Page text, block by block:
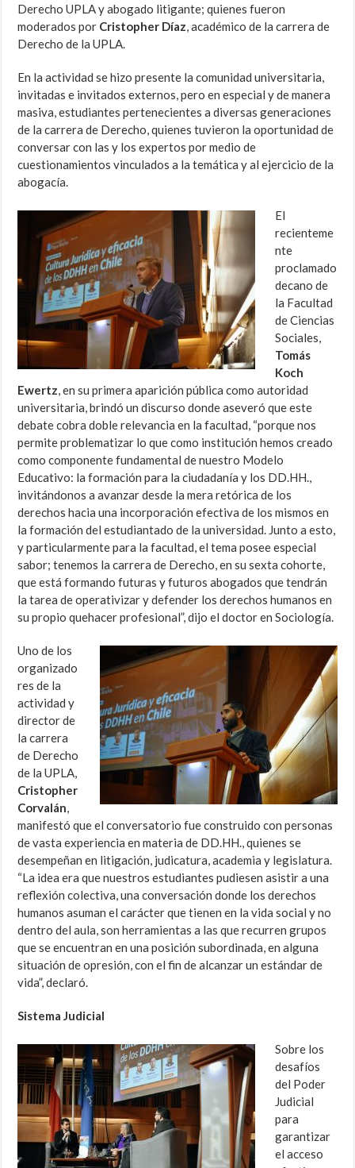
Derecho UPLA y abogado litigante; quienes fueron
moderados por Cristopher Díaz, académico de la carrera de
Derecho de la UPLA.
En la actividad se hizo presente la comunidad universitaria,
invitadas e invitados externos, pero en especial y de manera
masiva, estudiantes pertenecientes a diversas generaciones
de la carrera de Derecho, quienes tuvieron la oportunidad de
conversar con las y los expertos por medio de
cuestionamientos vinculados a la temática y al ejercicio de la
abogacía.
El
recienteme
nte
proclamado
decano de
la Facultad
de Ciencias
Sociales,
Tomás
Koch
Ewertz, en su primera aparición pública como autoridad
universitaria, brindó un discurso donde aseveró que este
debate cobra doble relevancia en la facultad, “porque nos
permite problematizar lo que como institución hemos creado
como componente fundamental de nuestro Modelo
Educativo: la formación para la ciudadanía y los DD.HH.,
invitándonos a avanzar desde la mera retórica de los
derechos hacia una incorporación efectiva de los mismos en
la formación del estudiantado de la universidad. Junto a esto,
y particularmente para la facultad, el tema posee especial
sabor; tenemos la carrera de Derecho, en su sexta cohorte,
que está formando futuras y futuros abogados que tendrán
la tarea de operativizar y defender los derechos humanos en
su propio quehacer profesional”, dijo el doctor en Sociología.
Uno de los
organizado
res de la
actividad y
director de
la carrera
de Derecho
de la UPLA,
Cristopher
Corvalán,
manifestó que el conversatorio fue construido con personas
de vasta experiencia en materia de DD.HH., quienes se
desempeñan en litigación, judicatura, academia y legislatura.
“La idea era que nuestros estudiantes pudiesen asistir a una
reflexión colectiva, una conversación donde los derechos
humanos asuman el carácter que tienen en la vida social y no
dentro del aula, son herramientas a las que recurren grupos
que se encuentran en una posición subordinada, en alguna
situación de opresión, con el fin de alcanzar un estándar de
vida”, declaró.
Sistema Judicial
Sobre los
desafíos
del Poder
Judicial
para
garantizar
el acceso